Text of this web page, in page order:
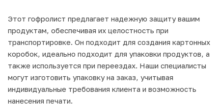
Этот гофролист предлагает надежную защиту вашим
продуктам, обеспечивая их целостность при
транспортировке. Он подходит для создания картонных
коробок, идеально подходит для упаковки продуктов, а
также используется при переездах. Наши специалисты
могут изготовить упаковку на заказ, учитывая
индивидуальные требования клиента и возможность
нанесения печати.